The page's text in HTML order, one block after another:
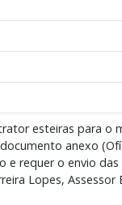
esteiras para o
anexo
e requer o envio
Lopes, Assessor